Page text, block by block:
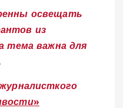
освещать
из
тема важна для